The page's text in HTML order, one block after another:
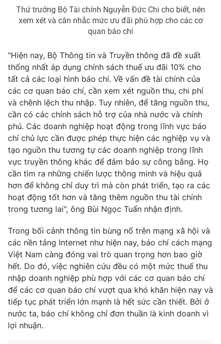
Thứ trưởng Bộ Tài chính Nguyễn Đức Chi cho biết, nên
xem xét và cân nhắc mức ưu đãi phù hợp cho các cơ
quan báo chí
"Hiện nay, Bộ Thông tin và Truyền thông đã đề xuất
thống nhất áp dụng chính sách thuế ưu đãi 10% cho
tất cả các loại hình báo chí. Về vấn đề tài chính của
các cơ quan báo chí, cần xem xét nguồn thu, chi phí
và chênh lệch thu nhập. Tuy nhiên, để tăng nguồn thu,
cần có các chính sách hỗ trợ của nhà nước và chính
phủ. Các doanh nghiệp hoạt động trong lĩnh vực báo
chí chủ lực cần được phép thực hiện các nghiệp vụ và
tạo nguồn thu tương tự các doanh nghiệp trong lĩnh
vực truyền thông khác để đảm bảo sự công bằng. Họ
cần tìm ra những chiến lược thông minh và hiệu quả
hơn để không chỉ duy trì mà còn phát triển, tạo ra các
hoạt động tốt hơn và tăng thêm nguồn thu tài chính
trong tương lai", ông Bùi Ngọc Tuấn nhận định.
Trong bối cảnh thông tin bùng nổ trên mạng xã hội và
các nền tảng Internet như hiện nay, báo chí cách mạng
Việt Nam càng đóng vai trò quan trọng hơn bao giờ
hết. Do đó, việc nghiên cứu đều có một mức thuế thu
nhập doanh nghiệp phù hợp với các cơ quan báo chí
để các cơ quan báo chí vượt qua khó khăn hiện nay và
tiếp tục phát triển lớn mạnh là hết sức cần thiết. Bởi ở
nước ta, báo chí không chỉ đơn thuần là kinh doanh vì
lợi nhuận.